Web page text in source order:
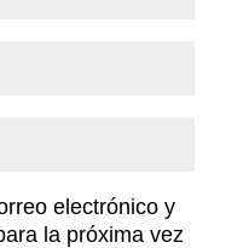
electrónico y
la próxima vez